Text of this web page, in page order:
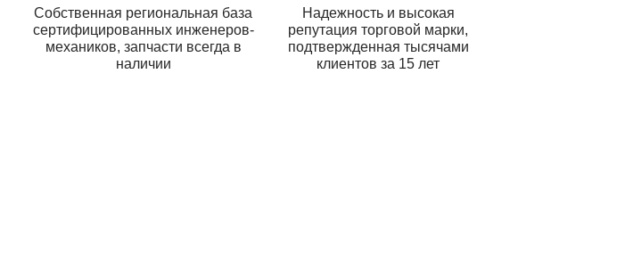
Собственная региональная база
сертифицированных инженеров-
механиков, запчасти всегда в
наличии
Надежность и высокая
репутация торговой марки,
подтвержденная тысячами
клиентов за 15 лет